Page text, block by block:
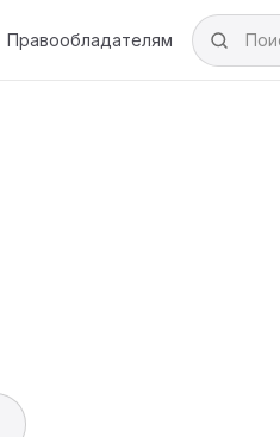
Правообладателям